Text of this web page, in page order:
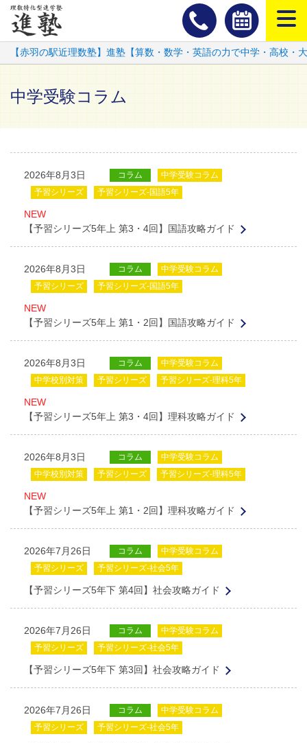
スマート
【赤羽の駅近理数塾】進塾【算数・数学・英語の力で中学・高校・
中学受験コラム
2026年8月3日 コラム
中学受験コラム
予習シリーズ
予習シリーズ-国語5年
NEW
【予習シリーズ5年上 第3・4回】国語攻略ガイド
2026年8月3日 コラム
中学受験コラム
予習シリーズ
予習シリーズ-国語5年
NEW
【予習シリーズ5年上 第1・2回】国語攻略ガイド
2026年8月3日 コラム
中学受験コラム
中学校別対策
予習シリーズ 予習シリーズ-理科5年
NEW
【予習シリーズ5年上 第3・4回】理科攻略ガイド
2026年8月3日 コラム
中学受験コラム
中学校別対策
予習シリーズ 予習シリーズ-理科5年
NEW
【予習シリーズ5年上 第1・2回】理科攻略ガイド
2026年7月26日 コラム
中学受験コラム
予習シリーズ
予習シリーズ-社会5年
【予習シリーズ5年下 第4回】社会攻略ガイド
2026年7月26日 コラム
中学受験コラム
予習シリーズ
予習シリーズ-社会5年
【予習シリーズ5年下 第3回】社会攻略ガイド
2026年7月26日 コラム
中学受験コラム
予習シリーズ
予習シリーズ-社会5年